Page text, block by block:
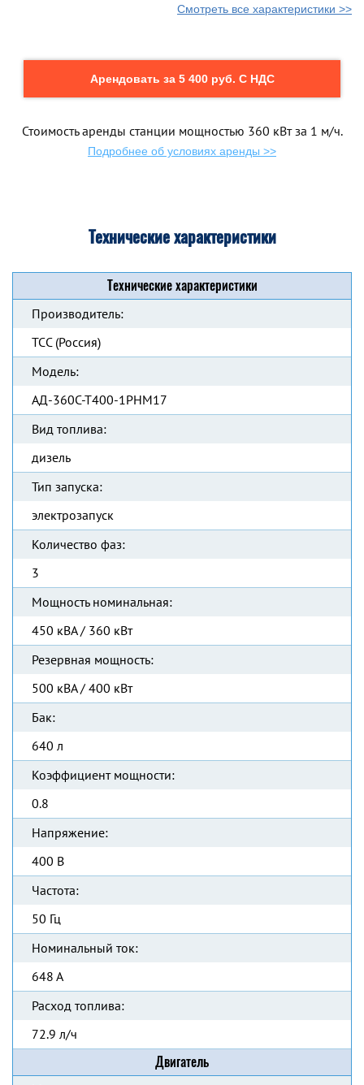
Смотреть все характеристики >>
Арендовать за 5 400 руб. С НДС
Стоимость аренды станции мощностью 360 кВт за 1 м/ч.
Подробнее об условиях аренды >>
Технические характеристики
Технические характеристики
Производитель:
ТСС (Россия)
Модель:
АД-360С-Т400-1РНМ17
Вид топлива:
дизель
Тип запуска:
электрозапуск
Количество фаз:
3
Мощность номинальная:
450 кВА / 360 кВт
Резервная мощность:
500 кВА / 400 кВт
Бак:
640 л
Коэффициент мощности:
0.8
Напряжение:
400 В
Частота:
50 Гц
Номинальный ток:
648 А
Расход топлива:
72.9 л/ч
Двигатель